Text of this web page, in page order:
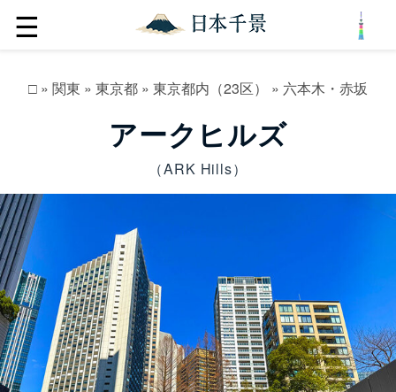
☰
□ » 関東 » 東京都 » 東京都内（23区） » 六本木・赤坂
アークヒルズ
（ARK Hills）